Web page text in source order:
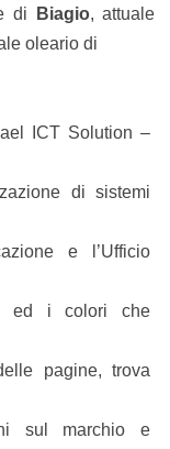
di Biagio, attuale
oleario di
ICT Solution –
di sistemi
e l’Ufficio
ed i colori che
pagine, trova
sul marchio e